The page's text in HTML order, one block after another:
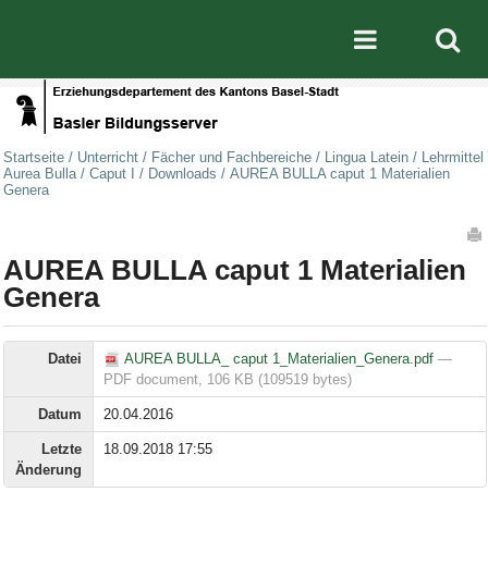
Mobile
Startseite / Unterricht / Fächer und Fachbereiche / Lingua Latein /
Lehrmittel
Aurea Bulla / Caput I / Downloads / AUREA BULLA caput 1 Materialien
Genera
AUREA BULLA caput 1 Materialien
Genera
Datei AUREA BULLA_ caput 1_Materialien_Genera.pdf—
PDF document, 106 KB (109519 bytes)
Datum 20.04.2016
Letzte
Änderung
18.09.2018 17:55